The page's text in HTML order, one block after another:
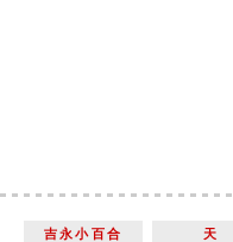
吉永小百合 天